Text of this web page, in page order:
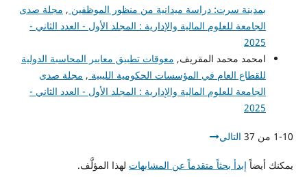
بمدينة سرت: دراسة ميدانية من منظور الموظفين , مجلة صدى
الجامعة للعلوم المالية والإدارية : المجلد الأول - العدد الثاني -
2025
امحمد محمد المقريف, معوقات تطبيق معايير المحاسبة الدولية
للقطاع العام في المؤسسات الحكومية الليبية , مجلة صدى
الجامعة للعلوم المالية والإدارية : المجلد الأول - العدد الثاني -
2025
1-10 من 37 التالي
يمكنك أيضاً إبدأ بحثاً متقدماً عن المشابهات لهذا المؤلَّف.